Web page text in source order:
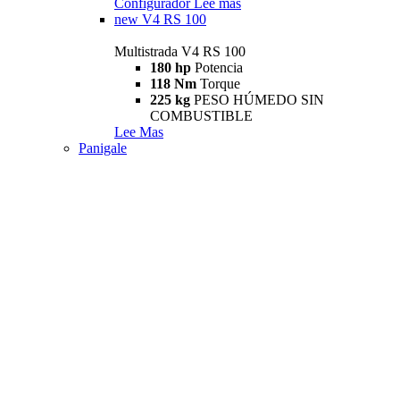
Configurador Lee mas
new V4 RS 100
Multistrada V4 RS 100
180 hp Potencia
118 Nm Torque
225 kg PESO HÚMEDO SIN
COMBUSTIBLE
Lee Mas
Panigale